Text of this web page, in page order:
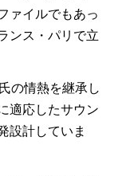
ァイルでもあっ
ンス・パリで立
の情熱を継承し
適応したサウン
設計していま